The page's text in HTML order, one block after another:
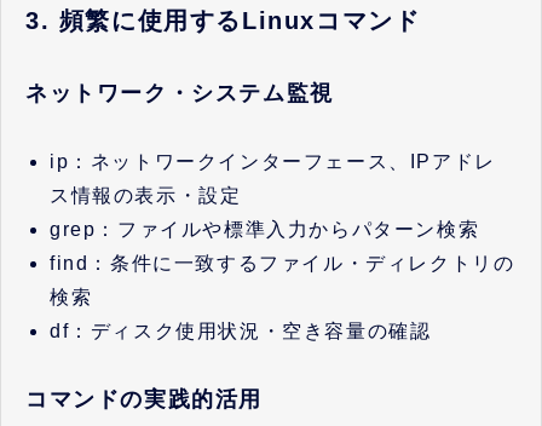
3. 頻繁に使用するLinuxコマンド
ネットワーク・システム監視
ip：ネットワークインターフェース、IPアドレ
ス情報の表示・設定
grep：ファイルや標準入力からパターン検索
find：条件に一致するファイル・ディレクトリの
検索
df：ディスク使用状況・空き容量の確認
コマンドの実践的活用